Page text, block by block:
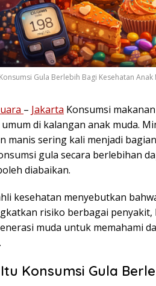
Gula Berlebih Bagi Kesehatan Anak
– Jakarta Konsumsi
di kalangan anak muda.
manis sering kali menjadi
gula secara berlebihan
diabaikan.
kesehatan menyebutkan
risiko berbagai
muda untuk memahami
Konsumsi Gula